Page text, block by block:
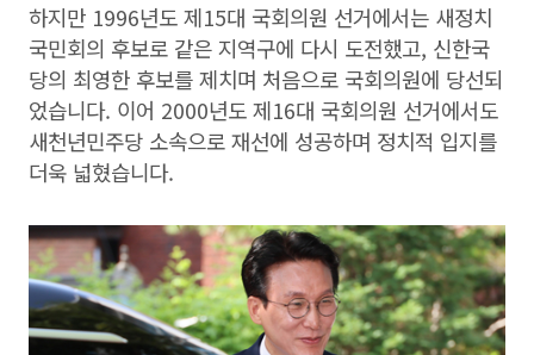
하지만 1996년도 제15대 국회의원 선거에서는 새정치
국민회의 후보로 같은 지역구에 다시 도전했고, 신한국
당의 최영한 후보를 제치며 처음으로 국회의원에 당선되
었습니다. 이어 2000년도 제16대 국회의원 선거에서도
새천년민주당 소속으로 재선에 성공하며 정치적 입지를
더욱 넓혔습니다.